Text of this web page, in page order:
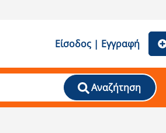
Είσοδος | Εγγραφή
Αναζήτηση